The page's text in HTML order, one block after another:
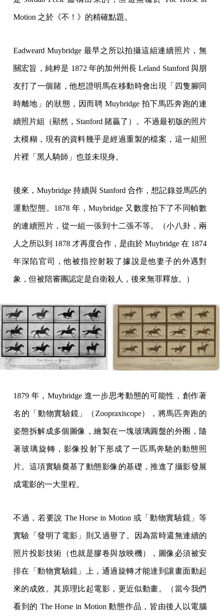
Motion 之於《不！》的精確點題。
Eadweard Muybridge 最早之所以拍攝這組連續照片，無
關宏旨，純粹是 1872 年的加州州長 Leland Stanford 與朋
友打了一個賭，他想證明馬在移動時會出現「四隻腳同
時離地」的狀態，因而聘 Muybridge 拍下馬匹奔跑的連
續照片組（顯然，Stanford 賭贏了）。不過最初版的照片
太模糊，現有的資料幾乎是經過重製的檔案，這一組照
片裡「黑人騎師」也並未現身。
後來，Muybridge 持續與 Stanford 合作，想記錄並馬匹的
運動型態。1878 年，Muybridge 又數度拍下了不同幀數
的連續照片，從一組一張到十二張不等。（小八卦，兩
人之所以到 1878 才再度合作，是由於 Muybridge 在 1874
年深陷官司，他被指控射殺了據說是他妻子的外遇對
象，但被陪審團認定是自衛殺人，後來無罪釋放。）
1879 年，Muybridge 進一步思考動態的可能性，創作著
名的「動物實驗鏡」（Zoopraxiscope），將馬匹奔跑的
姿態拆解成多個圖像，繪製在一塊玻璃圓盤的外圈，隨
著玻璃旋轉，影像投射下形成了一匹馬奔馳的動態照
片。這項實驗奠基了動態影像的基礎，推進了攝影發展
成電影的一大里程。
不過，若要說 The Horse in Motion 或「動物實驗鏡」等
實驗「發明了電影」則又過譽了。因為當時還無連續的
照片投影技術（也就是膠卷與放映機），圖像必須被安
排在「動物實驗鏡」上，通過旋轉才能達到讓畫面動起
來的成效。其原理比起電影，更近似動畫。（當今我們
看到的 The Horse in Motion 動態作品，皆由後人以電腦